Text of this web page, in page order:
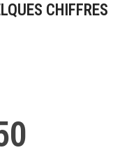
CHIFFRES